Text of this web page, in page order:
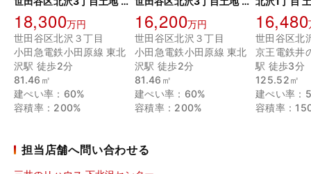
18,300万円
世田谷区北沢３丁目
小田急電鉄小田原線 東北
沢駅 徒歩2分
81.46㎡
建ぺい率：60%
容積率：200%
16,200万円
世田谷区北沢３丁目
小田急電鉄小田原線 東北
沢駅 徒歩2分
81.46㎡
建ぺい率：60%
容積率：200%
16,480
世田谷区北
京王電鉄井
駅 徒歩3分
125.52㎡
建ぺい率：
容積率：
担当店舗へ問い合わせる